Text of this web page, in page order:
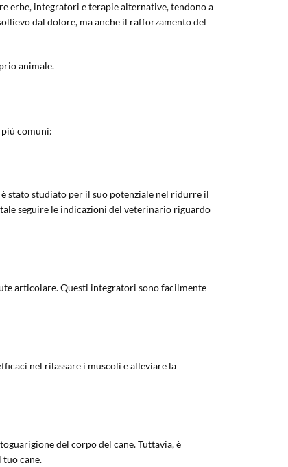
erbe, integratori e terapie alternative, tendono a
dal dolore, ma anche il rafforzamento del
animale.
comuni:
stato studiato per il suo potenziale nel ridurre il
seguire le indicazioni del veterinario riguardo
articolare. Questi integratori sono facilmente
nel rilassare i muscoli e alleviare la
del corpo del cane. Tuttavia, è
cane.